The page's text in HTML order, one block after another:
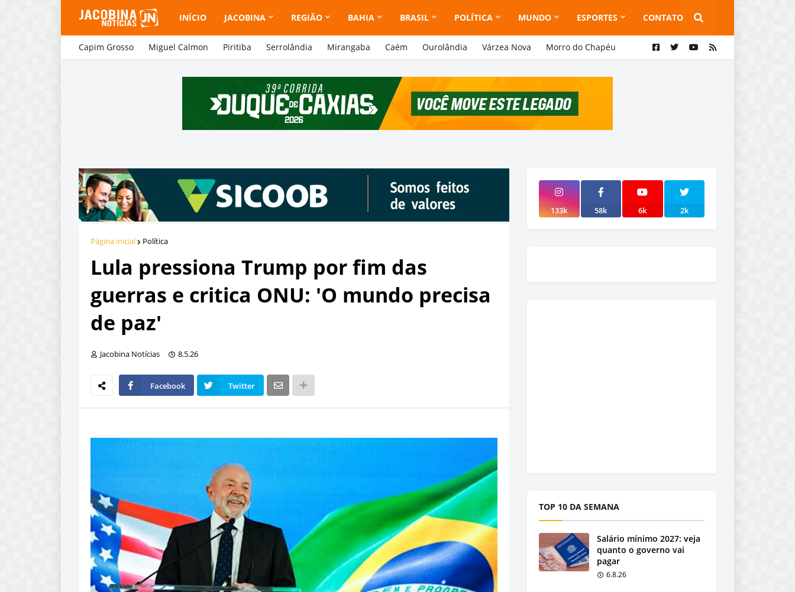
INÍCIO JACOBINA REGIÃO BAHIA BRASIL POLÍTICA MUNDO ESPORTES CONTATO
Capim Grosso Miguel Calmon Piritiba Serrolândia Mirangaba Caém Ourolândia Várzea Nova Morro do Chapéu
Página inicial Política
Lula pressiona Trump por fim das
guerras e critica ONU: 'O mundo precisa
de paz'
Jacobina Notícias 8.5.26
Facebook Twitter
133k 58k 6k 2k
TOP 10 DA SEMANA
Salário mínimo 2027: veja
quanto o governo vai
pagar
6.8.26